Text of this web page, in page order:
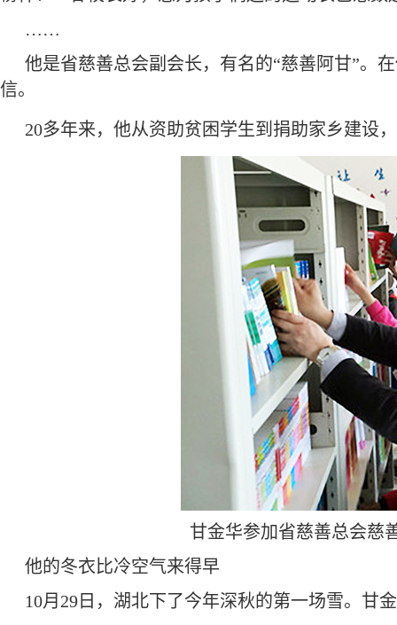
……
他是省慈善总会副会长，有名的“慈善阿甘”。
信。
20多年来，他从资助贫困学生到捐助家乡建设
甘金华参加省慈善总会慈
他的冬衣比冷空气来得早
10月29日，湖北下了今年深秋的第一场雪。甘